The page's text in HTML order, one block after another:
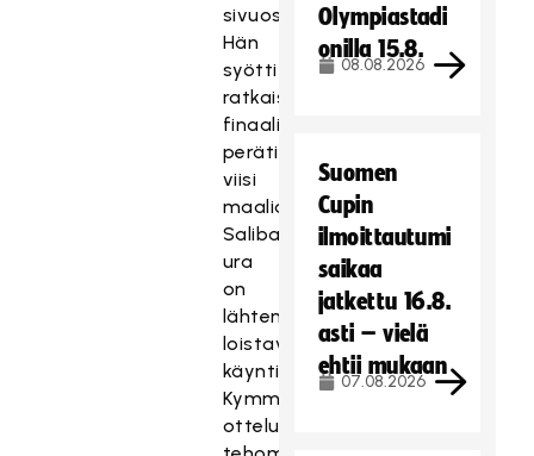
sivuosassa.
Hän
syötti
ratkaisevassa
finaalissa
peräti
viisi
maalia.
Salibandyliigassakin
ura
on
lähtenyt
loistavasti
käyntiin.
Kymmenessä
ottelussa
Olympiastadi
onilla 15.8.
08.08.2026
Suomen
Cupin
ilmoittautumi
saikaa
jatkettu 16.8.
asti – vielä
ehtii mukaan
07.08.2026